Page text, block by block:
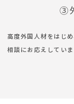
➂
高度外国人材をはじ
相談にお応えしていま